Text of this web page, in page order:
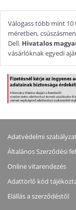
Válogass több mint
méretben,
Dell. Hivatalos
vásárlóknak egyedi
Adatvédelmi
Általános Szerződési
Online vitarendezés
Adattörlő kód
Elállás a szerződéstől